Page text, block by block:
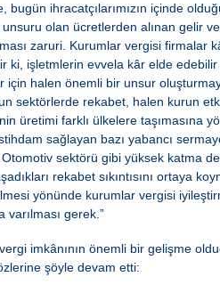
ihracatçılarımızın içinde
olan ücretlerden alınan gelir
zaruri. Kurumlar vergisi firmalar
ki, işletmlerin evvela kâr elde
için halen önemli bir unsur
sektörlerde rekabet, halen kurun
üretimi farklı ülkelere taşımasına
sağlayan bazı yabancı
Otomotiv sektörü gibi yüksek katma
rekabet sıkıntısını ortaya
yönünde kurumlar vergisi
varılması gerek.”
imkânının önemli bir gelişme
şöyle devam etti: